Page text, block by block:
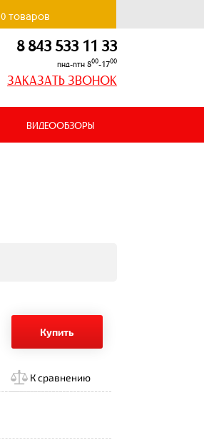
0товаров
8 843 533 11 33
пнд-птн 800-1700
ЗАКАЗАТЬ ЗВОНОК
ВИДЕООБЗОРЫ
Купить
К сравнению